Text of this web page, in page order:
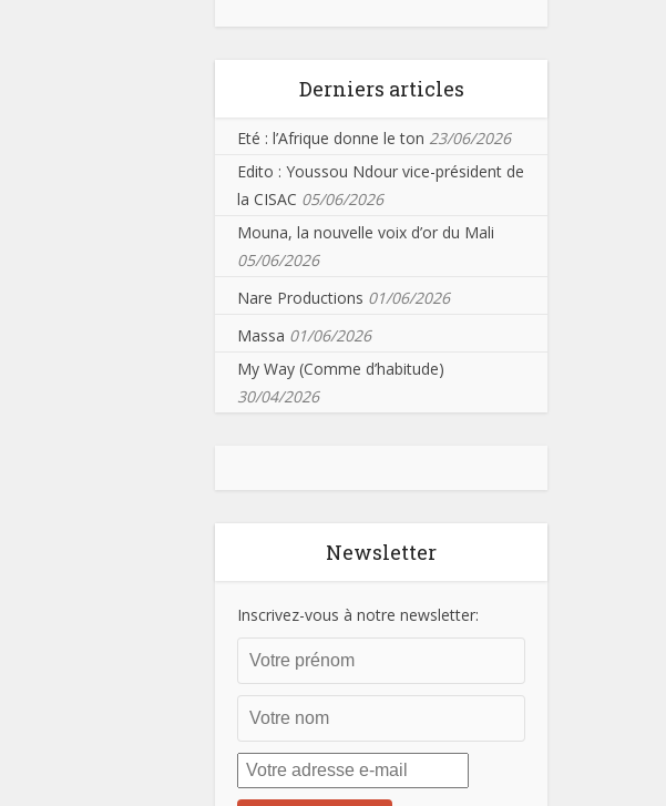
Derniers articles
Eté : l’Afrique donne le ton 23/06/2026
Edito : Youssou Ndour vice-président de
la CISAC 05/06/2026
Mouna, la nouvelle voix d’or du Mali
05/06/2026
Nare Productions 01/06/2026
Massa 01/06/2026
My Way (Comme d’habitude)
30/04/2026
Newsletter
Inscrivez-vous à notre newsletter: